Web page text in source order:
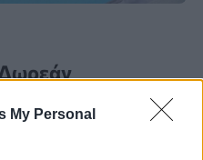
My Personal
έως το 2030 με